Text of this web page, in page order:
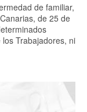
de familiar,
de 25 de
Trabajadores, ni